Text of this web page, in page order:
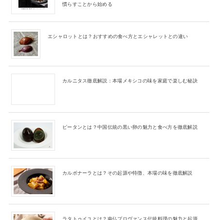
慣らすことから始める
エシャロットとは？おすすめの食べ方とエシャレットとの違い
カルニタス徹底解説：本場メキシコの味を家庭で楽しむ秘訣
ピータンとは？中国伝統の黒い卵の魅力と食べ方を徹底解説
カルボナーラとは？その起源や特徴、本場の味を徹底解説